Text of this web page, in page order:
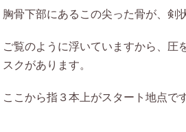
胸骨下部にあるこの尖った骨が、剣
ご覧のように浮いていますから、圧
スクがあります。
ここから指３本上がスタート地点です